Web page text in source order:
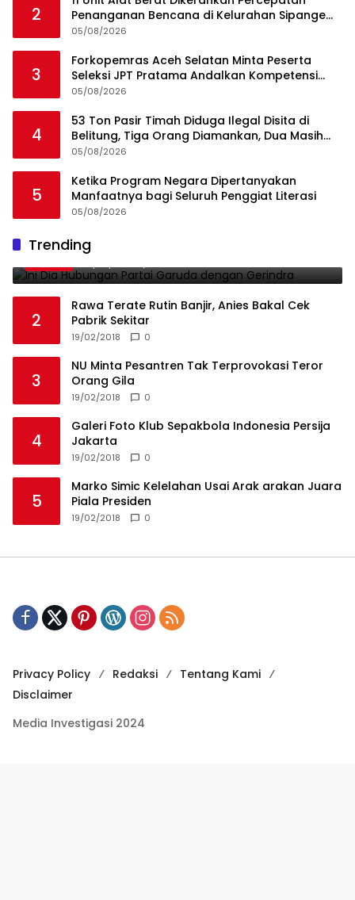
2
Penanganan Bencana di Kelurahan Sipange
Kecamatan Tukka
05/08/2026
3
Forkopemras Aceh Selatan Minta Peserta
Seleksi JPT Pratama Andalkan Kompetensi
dan Integritas, Bukan Kedekatan
05/08/2026
4
53 Ton Pasir Timah Diduga Ilegal Disita di
Belitung, Tiga Orang Diamankan, Dua Masih
Diburu
05/08/2026
5
Ketika Program Negara Dipertanyakan
Manfaatnya bagi Seluruh Penggiat Literasi
05/08/2026
Trending
1
Gerindra
2
Rawa Terate Rutin Banjir, Anies Bakal Cek
Pabrik Sekitar
19/02/2018 0
3
NU Minta Pesantren Tak Terprovokasi Teror
Orang Gila
19/02/2018 0
4
Galeri Foto Klub Sepakbola Indonesia Persija
Jakarta
19/02/2018 0
5
Marko Simic Kelelahan Usai Arak arakan Juara
Piala Presiden
19/02/2018 0
Privacy Policy Redaksi
Tentang Kami
Disclaimer
Media Investigasi 2024